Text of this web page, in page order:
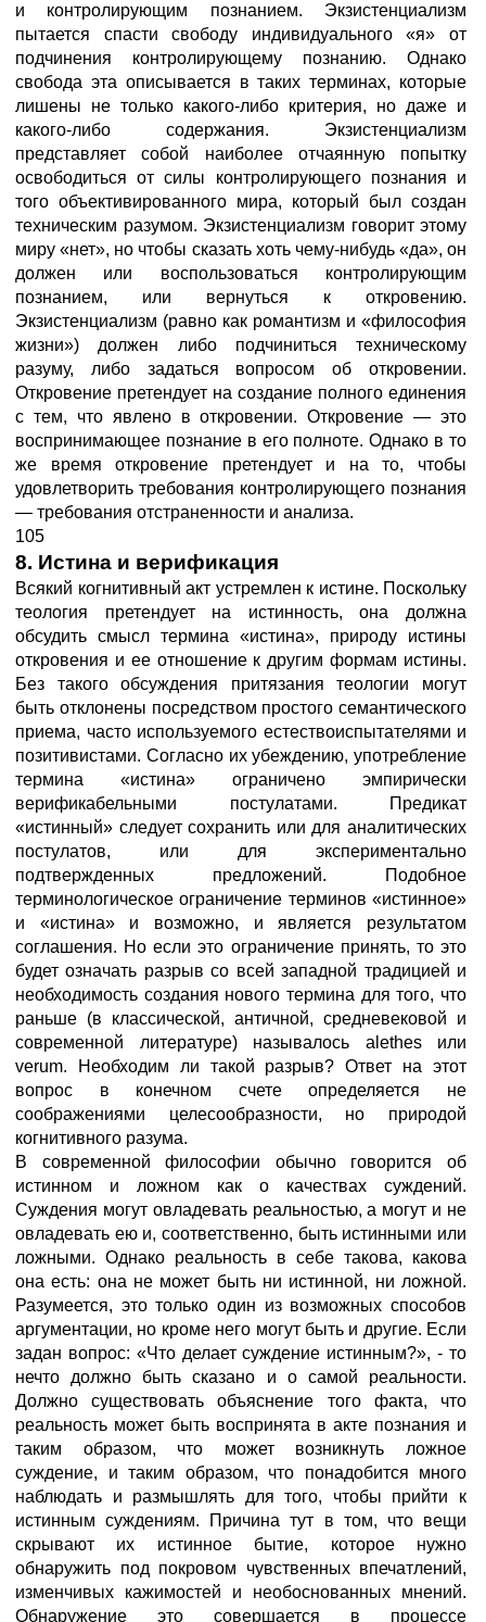
и контролирующим познанием. Экзистенциализм
пытается спасти свободу индивидуального «я» от
подчинения контролирующему познанию. Однако
свобода эта описывается в таких терминах, которые
лишены не только какого-либо критерия, но даже и
какого-либо содержания. Экзистенциализм
представляет собой наиболее отчаянную попытку
освободиться от силы контролирующего познания и
того объективированного мира, который был создан
техническим разумом. Экзистенциализм говорит этому
миру «нет», но чтобы сказать хоть чему-нибудь «да», он
должен или воспользоваться контролирующим
познанием, или вернуться к откровению.
Экзистенциализм (равно как романтизм и «философия
жизни») должен либо подчиниться техническому
разуму, либо задаться вопросом об откровении.
Откровение претендует на создание полного единения
с тем, что явлено в откровении. Откровение — это
воспринимающее познание в его полноте. Однако в то
же время откровение претендует и на то, чтобы
удовлетворить требования контролирующего познания
— требования отстраненности и анализа.
105
8. Истина и верификация
Всякий когнитивный акт устремлен к истине. Поскольку
теология претендует на истинность, она должна
обсудить смысл термина «истина», природу истины
откровения и ее отношение к другим формам истины.
Без такого обсуждения притязания теологии могут
быть отклонены посредством простого семантического
приема, часто используемого естествоиспытателями и
позитивистами. Согласно их убеждению, употребление
термина «истина» ограничено эмпирически
верификабельными постулатами. Предикат
«истинный» следует сохранить или для аналитических
постулатов, или для экспериментально
подтвержденных предложений. Подобное
терминологическое ограничение терминов «истинное»
и «истина» и возможно, и является результатом
соглашения. Но если это ограничение принять, то это
будет означать разрыв со всей западной традицией и
необходимость создания нового термина для того, что
раньше (в классической, античной, средневековой и
современной литературе) называлось alethes или
verum. Необходим ли такой разрыв? Ответ на этот
вопрос в конечном счете определяется не
соображениями целесообразности, но природой
когнитивного разума.
В современной философии обычно говорится об
истинном и ложном как о качествах суждений.
Суждения могут овладевать реальностью, а могут и не
овладевать ею и, соответственно, быть истинными или
ложными. Однако реальность в себе такова, какова
она есть: она не может быть ни истинной, ни ложной.
Разумеется, это только один из возможных способов
аргументации, но кроме него могут быть и другие. Если
задан вопрос: «Что делает суждение истинным?», - то
нечто должно быть сказано и о самой реальности.
Должно существовать объяснение того факта, что
реальность может быть воспринята в акте познания и
таким образом, что может возникнуть ложное
суждение, и таким образом, что понадобится много
наблюдать и размышлять для того, чтобы прийти к
истинным суждениям. Причина тут в том, что вещи
скрывают их истинное бытие, которое нужно
обнаружить под покровом чувственных впечатлений,
изменчивых кажимостей и необоснованных мнений.
Обнаружение это совершается в процессе